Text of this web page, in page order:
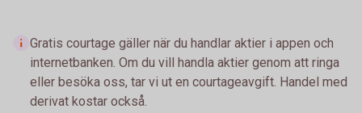
Gratis courtage gäller när du handlar aktier i appen och
internetbanken. Om du vill handla aktier genom att ringa
eller besöka oss, tar vi ut en courtageavgift. Handel med
derivat kostar också.